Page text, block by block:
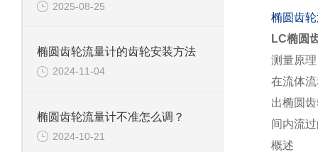
2025-08-25
椭圆齿轮流量计的齿轮安装方法
2024-11-04
椭圆齿轮流量计不准怎么调？
2024-10-21
椭圆齿
LC椭圆
测量原理
在流体
出椭圆
间内流
概述